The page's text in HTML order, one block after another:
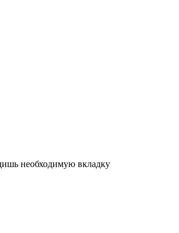
необходимую вкладку